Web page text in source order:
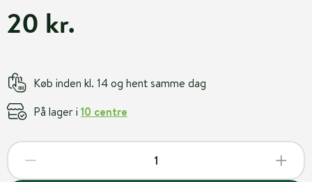
20 kr.
Køb inden kl. 14 og hent samme dag
På lager i 10 centre